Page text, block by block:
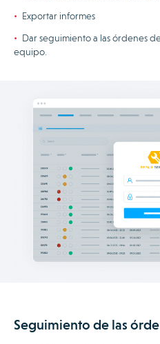
Exportar informes
Dar seguimiento a las órdenes
equipo.
Seguimiento de las